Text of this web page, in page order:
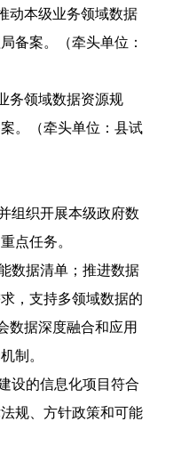
动本级业务领域数据
备案。（牵头单位：
务领域数据资源规
。（牵头单位：县试
组织开展本级政府数
点任务。
数据清单；推进数据
，支持多领域数据的
数据深度融合和应用
制。
设的信息化项目符合
规、方针政策和可能